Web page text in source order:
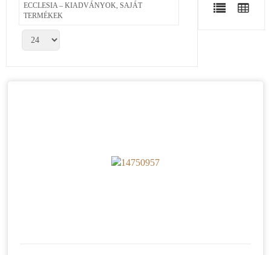
ECCLESIA – KIADVÁNYOK, SAJÁT
TERMÉKEK